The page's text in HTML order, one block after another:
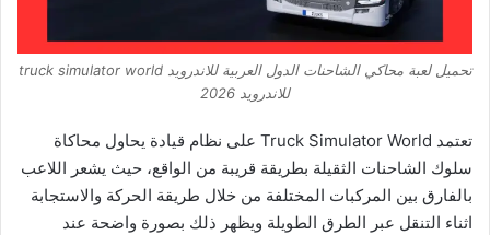
تحميل لعبة محاكي الشاحنات الدول العربية للاندرويد truck simulator world
للاندرويد 2026
تعتمد Truck Simulator World على نظام قيادة يحاول محاكاة
سلوك الشاحنات الثقيلة بطريقة قريبة من الواقع، حيث يشعر اللاعب
بالفارق بين المركبات المختلفة من خلال طريقة الحركة والاستجابة
اثناء التنقل عبر الطرق الطويلة ويظهر ذلك بصورة واضحة عند